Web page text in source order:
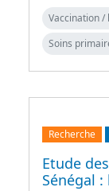
Vaccination /
Soins
Recherche
Etude
Sénégal :